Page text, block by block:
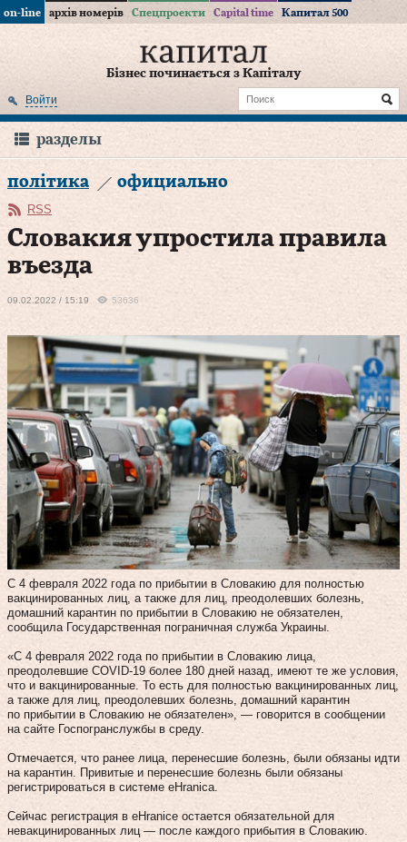
on-line архів номерів Спецпроекти Capital time Капитал 500
Бізнес починається з Капіталу
Войти
разделы
політика официально
RSS
Словакия упростила правила
въезда
09.02.2022 / 15:19 53636
С 4 февраля 2022 года по прибытии в Словакию для полностью
вакцинированных лиц, а также для лиц, преодолевших болезнь,
домашний карантин по прибытии в Словакию не обязателен,
сообщила Государственная пограничная служба Украины.
«С 4 февраля 2022 года по прибытии в Словакию лица,
преодолевшие COVID-19 более 180 дней назад, имеют те же условия,
что и вакцинированные. То есть для полностью вакцинированных лиц,
а также для лиц, преодолевших болезнь, домашний карантин
по прибытии в Словакию не обязателен», — говорится в сообщении
на сайте Госпогранслужбы в среду.
Отмечается, что ранее лица, перенесшие болезнь, были обязаны идти
на карантин. Привитые и перенесшие болезнь были обязаны
регистрироваться в системе eHranica.
Сейчас регистрация в eHranice остается обязательной для
невакцинированных лиц — после каждого прибытия в Словакию.